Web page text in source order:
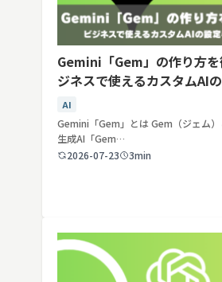
Gemini「Gem」の作り方
ジネスで使えるカスタムAI
用例
AI
Gemini「Gem」とは Gem（ジェム
生成AI「Gem…
2026-07-23
3min